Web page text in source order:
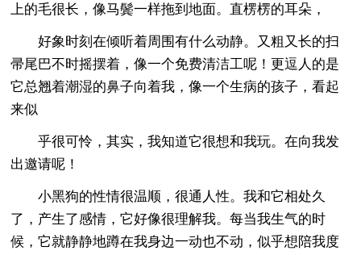
上的毛很长，像马鬓一样拖到地面。直楞楞的耳朵，
好象时刻在倾听着周围有什么动静。又粗又长的扫
帚尾巴不时摇摆着，像一个免费清洁工呢！更逗人的是
它总翘着潮湿的鼻子向着我，像一个生病的孩子，看起
来似
乎很可怜，其实，我知道它很想和我玩。在向我发
出邀请呢！
小黑狗的性情很温顺，很通人性。我和它相处久
了，产生了感情，它好像很理解我。每当我生气的时
候，它就静静地蹲在我身边一动也不动，似乎想陪我度